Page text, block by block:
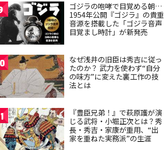
ゴジラの咆哮で目覚める朝…
1954年公開『ゴジラ』の貴重
音源を搭載した「ゴジラ音声
目覚まし時計」が新発売
なぜ浅井の旧臣は秀吉に従っ
たのか？ 武力を使わず“自分
の味方”に変えた裏工作の技
法とは
『豊臣兄弟！』で萩原護が演
じる武将・小堀正次とは？秀
長・秀吉・家康が重用、“出
家を重ねた実務派”の生涯